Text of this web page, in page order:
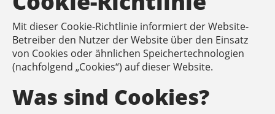
Mit dieser Cookie-Richtlinie informiert der Website-
Betreiber den Nutzer der Website über den Einsatz
von Cookies oder ähnlichen Speichertechnologien
(nachfolgend „Cookies“) auf dieser Website.
Was sind Cookies?